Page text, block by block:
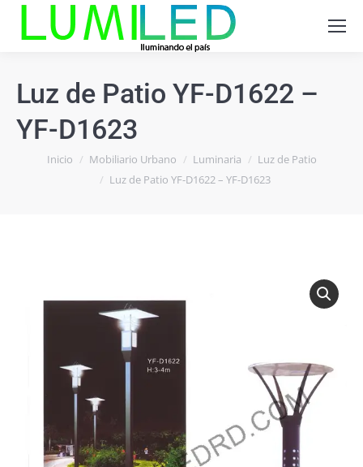
Luz de Patio YF-D1622 –
YF-D1623
Estás aquí:
Inicio Mobiliario Urbano Luminaria
Luz de Patio
Luz de Patio YF-D1622 – YF-D1623